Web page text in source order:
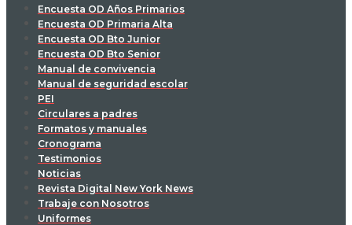
Encuesta OD Años Primarios
Encuesta OD Primaria Alta
Encuesta OD Bto Junior
Encuesta OD Bto Senior
Manual de convivencia
Manual de seguridad escolar
PEI
Circulares a padres
Formatos y manuales
Cronograma
Testimonios
Noticias
Revista Digital New York News
Trabaje con Nosotros
Uniformes